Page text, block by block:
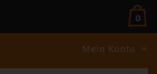
Mein Konto
0